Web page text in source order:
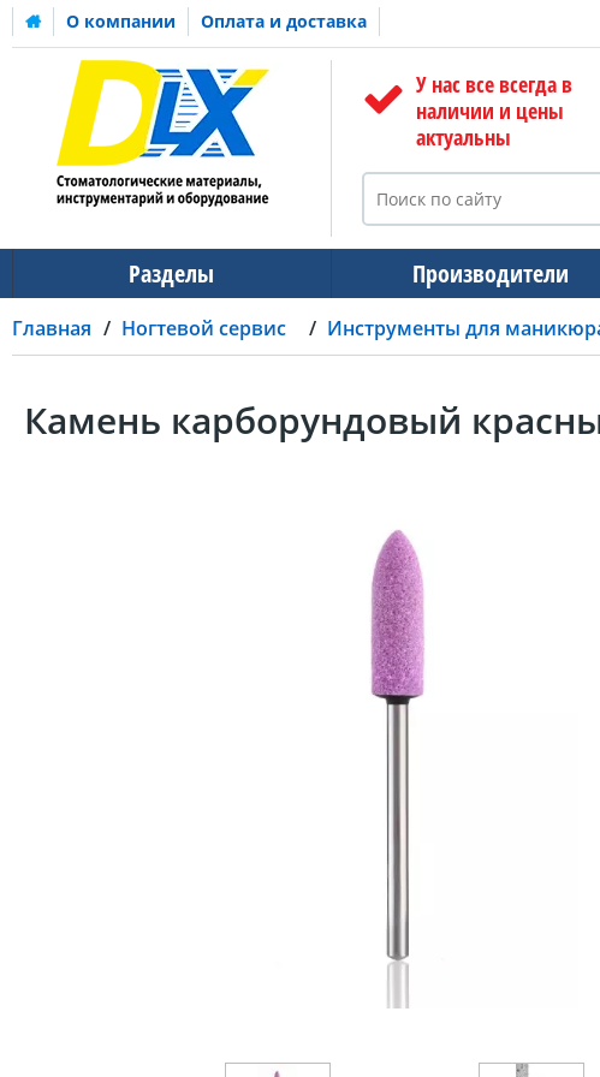
О компании Оплата и доставка
У нас все всегда в
наличии и цены
актуальны
Разделы Производители
Главная Ногтевой сервис Инструменты для
Камень карборундовый